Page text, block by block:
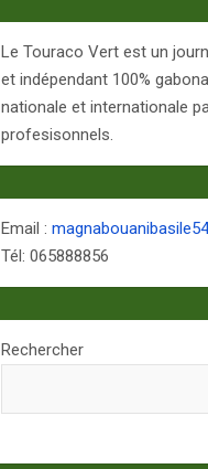
Le Touraco Vert est un
et indépendant 100%
nationale et internationale
profesisonnels.
Email :
Tél: 065888856
Rechercher